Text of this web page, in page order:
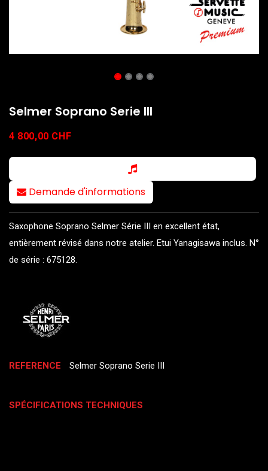
Selmer Soprano Serie III
4 800,00 CHF
Demande d'informations
Saxophone Soprano Selmer Série III en excellent état,
entièrement révisé dans notre atelier. Etui Yanagisawa inclus. N°
de série : 675128.
REFERENCE Selmer Soprano Serie III
SPÉCIFICATIONS TECHNIQUES